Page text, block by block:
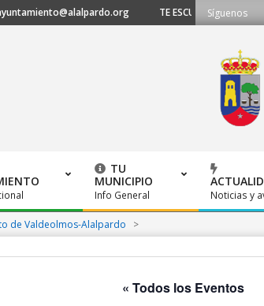
TE ESCUCHAMOS -
Síguenos
TU
MUNICIPIO
Info General Noticias y
de Valdeolmos-Alalpardo >
« Todos los Eventos